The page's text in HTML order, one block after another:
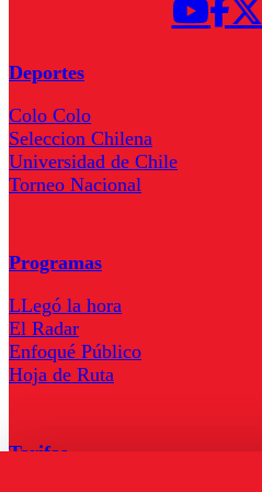
Deportes
Colo Colo
Seleccion Chilena
Universidad de Chile
Torneo Nacional
Programas
LLegó la hora
El Radar
Enfoqué Público
Hoja de Ruta
Tarifas